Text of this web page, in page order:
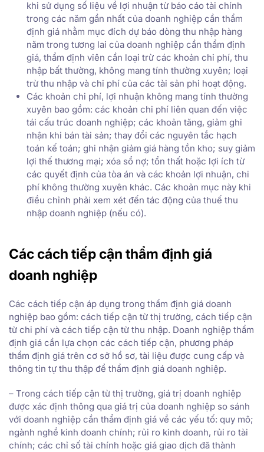
khi sử dụng số liệu về lợi nhuận từ báo cáo tài chính
trong các năm gần nhất của doanh nghiệp cần thẩm
định giá nhằm mục đích dự báo dòng thu nhập hàng
năm trong tương lai của doanh nghiệp cần thẩm định
giá, thẩm định viên cần loại trừ các khoản chi phí, thu
nhập bất thường, không mang tính thường xuyên; loại
trừ thu nhập và chi phí của các tài sản phi hoạt động.
Các khoản chi phí, lợi nhuận không mang tính thường
xuyên bao gồm: các khoản chi phí liên quan đến việc
tái cấu trúc doanh nghiệp; các khoản tăng, giảm ghi
nhận khi bán tài sản; thay đổi các nguyên tắc hạch
toán kế toán; ghi nhận giảm giá hàng tồn kho; suy giảm
lợi thế thương mại; xóa sổ nợ; tổn thất hoặc lợi ích từ
các quyết định của tòa án và các khoản lợi nhuận, chi
phí không thường xuyên khác. Các khoản mục này khi
điều chỉnh phải xem xét đến tác động của thuế thu
nhập doanh nghiệp (nếu có).
Các cách tiếp cận thẩm định giá
doanh nghiệp
Các cách tiếp cận áp dụng trong thẩm định giá doanh
nghiệp bao gồm: cách tiếp cận từ thị trường, cách tiếp cận
từ chi phí và cách tiếp cận từ thu nhập. Doanh nghiệp thẩm
định giá cần lựa chọn các cách tiếp cận, phương pháp
thẩm định giá trên cơ sở hồ sơ, tài liệu được cung cấp và
thông tin tự thu thập để thẩm định giá doanh nghiệp.
– Trong cách tiếp cận từ thị trường, giá trị doanh nghiệp
được xác định thông qua giá trị của doanh nghiệp so sánh
với doanh nghiệp cần thẩm định giá về các yếu tố: quy mô;
ngành nghề kinh doanh chính; rủi ro kinh doanh, rủi ro tài
chính; các chỉ số tài chính hoặc giá giao dịch đã thành